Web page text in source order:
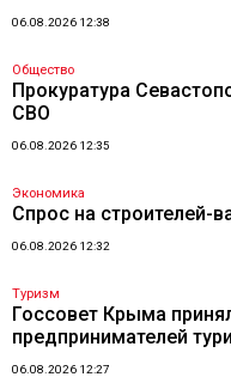
06.08.2026 12:38
Общество
Прокуратура
СВО
06.08.2026 12:35
Экономика
Спрос на строителей-
06.08.2026 12:32
Туризм
Госсовет Крыма
предпринимателей
06.08.2026 12:27